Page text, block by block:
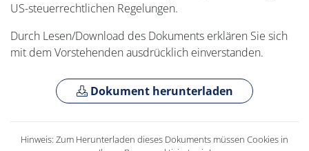
US-steuerrechtlichen Regelungen.
Durch Lesen/Download des Dokuments erklären Sie sich
mit dem Vorstehenden ausdrücklich einverstanden.
Dokument herunterladen
Hinweis: Zum Herunterladen dieses Dokuments müssen Cookies in